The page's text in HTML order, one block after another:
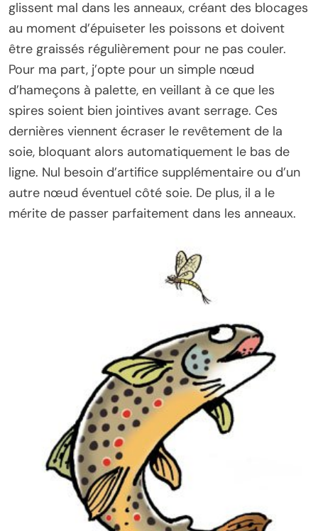
glissent mal dans les anneaux, créant des blocages
au moment d’épuiseter les poissons et doivent
être graissés régulièrement pour ne pas couler.
Pour ma part, j’opte pour un simple nœud
d’hameçons à palette, en veillant à ce que les
spires soient bien jointives avant serrage. Ces
dernières viennent écraser le revêtement de la
soie, bloquant alors automatiquement le bas de
ligne. Nul besoin d’artifice supplémentaire ou d’un
autre nœud éventuel côté soie. De plus, il a le
mérite de passer parfaitement dans les anneaux.